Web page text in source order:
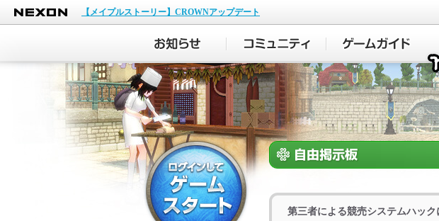
NEXON
【メイプルストーリー】CROWNアップデート
第三者による競売システムハッ